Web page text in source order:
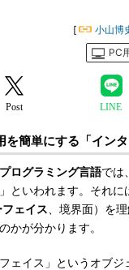
[ 小山博
PC
Post LINE
簡単にする「インタ
ログラミング言語では
といわれます。それに
ェイス 、境界面）を
かが分かります。
ェイス」というオブジ